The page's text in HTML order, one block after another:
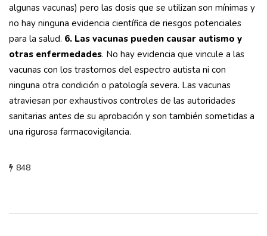
algunas vacunas) pero las dosis que se utilizan son mínimas y
no hay ninguna evidencia científica de riesgos potenciales
para la salud. 6. Las vacunas pueden causar autismo y
otras enfermedades. No hay evidencia que vincule a las
vacunas con los trastornos del espectro autista ni con
ninguna otra condición o patología severa. Las vacunas
atraviesan por exhaustivos controles de las autoridades
sanitarias antes de su aprobación y son también sometidas a
una rigurosa farmacovigilancia.
848